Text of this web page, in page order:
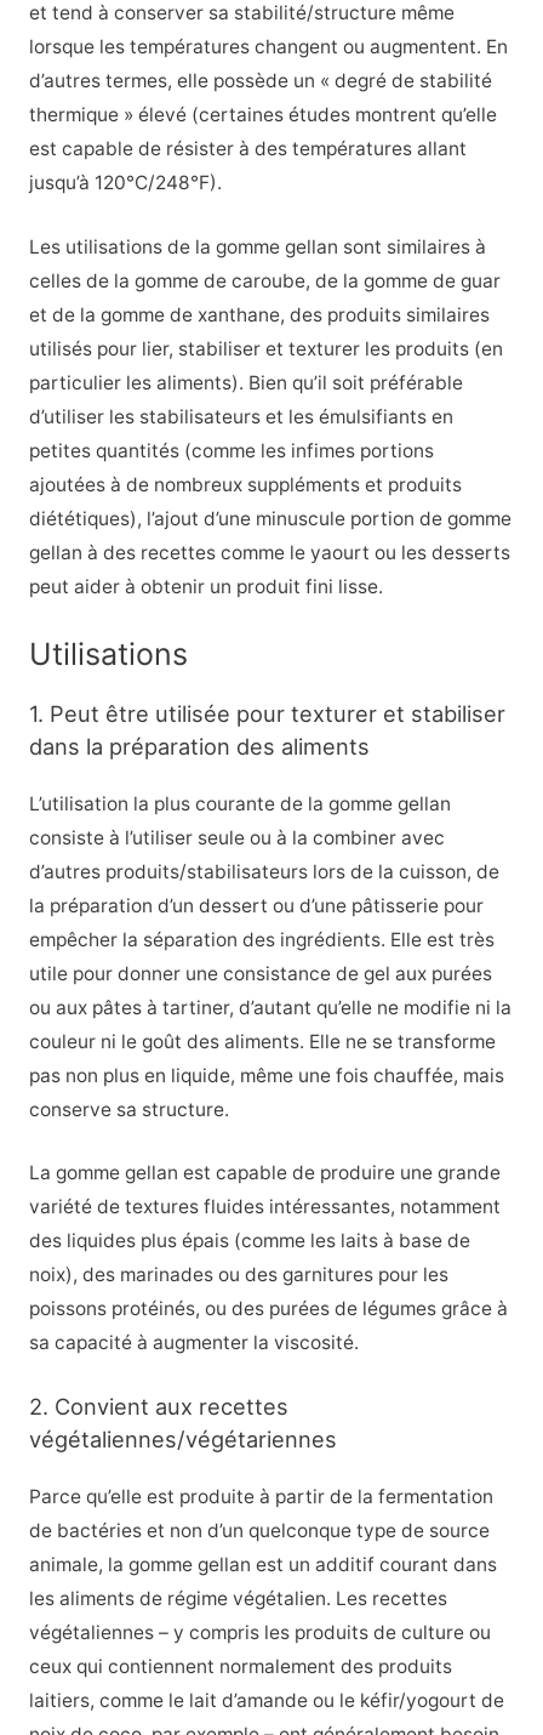
et tend à conserver sa stabilité/structure même
lorsque les températures changent ou augmentent. En
d’autres termes, elle possède un « degré de stabilité
thermique » élevé (certaines études montrent qu’elle
est capable de résister à des températures allant
jusqu’à 120°C/248°F).
Les utilisations de la gomme gellan sont similaires à
celles de la gomme de caroube, de la gomme de guar
et de la gomme de xanthane, des produits similaires
utilisés pour lier, stabiliser et texturer les produits (en
particulier les aliments). Bien qu’il soit préférable
d’utiliser les stabilisateurs et les émulsifiants en
petites quantités (comme les infimes portions
ajoutées à de nombreux suppléments et produits
diététiques), l’ajout d’une minuscule portion de gomme
gellan à des recettes comme le yaourt ou les desserts
peut aider à obtenir un produit fini lisse.
Utilisations
1. Peut être utilisée pour texturer et stabiliser
dans la préparation des aliments
L’utilisation la plus courante de la gomme gellan
consiste à l’utiliser seule ou à la combiner avec
d’autres produits/stabilisateurs lors de la cuisson, de
la préparation d’un dessert ou d’une pâtisserie pour
empêcher la séparation des ingrédients. Elle est très
utile pour donner une consistance de gel aux purées
ou aux pâtes à tartiner, d’autant qu’elle ne modifie ni la
couleur ni le goût des aliments. Elle ne se transforme
pas non plus en liquide, même une fois chauffée, mais
conserve sa structure.
La gomme gellan est capable de produire une grande
variété de textures fluides intéressantes, notamment
des liquides plus épais (comme les laits à base de
noix), des marinades ou des garnitures pour les
poissons protéinés, ou des purées de légumes grâce à
sa capacité à augmenter la viscosité.
2. Convient aux recettes
végétaliennes/végétariennes
Parce qu’elle est produite à partir de la fermentation
de bactéries et non d’un quelconque type de source
animale, la gomme gellan est un additif courant dans
les aliments de régime végétalien. Les recettes
végétaliennes – y compris les produits de culture ou
ceux qui contiennent normalement des produits
laitiers, comme le lait d’amande ou le kéfir/yogourt de